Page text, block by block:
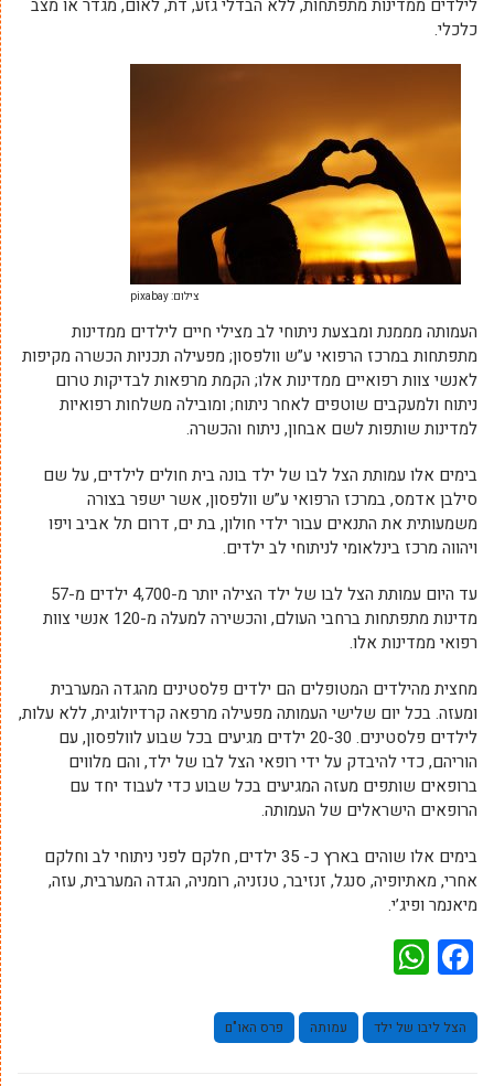
לילדים ממדינות מתפתחות, ללא הבדלי גזע, דת, לאום, מגדר או מצב
כלכלי.
צילום: pixabay
העמותה מממנת ומבצעת ניתוחי לב מצילי חיים לילדים ממדינות
מתפתחות במרכז הרפואי ע”ש וולפסון; מפעילה תכניות הכשרה מקיפות
לאנשי צוות רפואיים ממדינות אלו; הקמת מרפאות לבדיקות טרום
ניתוח ולמעקבים שוטפים לאחר ניתוח; ומובילה משלחות רפואיות
למדינות שותפות לשם אבחון, ניתוח והכשרה.
בימים אלו עמותת הצל לבו של ילד בונה בית חולים לילדים, על שם
סילבן אדמס, במרכז הרפואי ע”ש וולפסון, אשר ישפר בצורה
משמעותית את התנאים עבור ילדי חולון, בת ים, דרום תל אביב ויפו
ויהווה מרכז בינלאומי לניתוחי לב ילדים.
עד היום עמותת הצל לבו של ילד הצילה יותר מ-4,700 ילדים מ-57
מדינות מתפתחות ברחבי העולם, והכשירה למעלה מ-120 אנשי צוות
רפואי ממדינות אלו.
מחצית מהילדים המטופלים הם ילדים פלסטינים מהגדה המערבית
ומעזה. בכל יום שלישי העמותה מפעילה מרפאה קרדיולוגית, ללא עלות,
לילדים פלסטינים. 20-30 ילדים מגיעים בכל שבוע לוולפסון, עם
הוריהם, כדי להיבדק על ידי רופאי הצל לבו של ילד, והם מלווים
ברופאים שותפים מעזה המגיעים בכל שבוע כדי לעבוד יחד עם
הרופאים הישראלים של העמותה.
בימים אלו שוהים בארץ כ- 35 ילדים, חלקם לפני ניתוחי לב וחלקם
אחרי, מאתיופיה, סנגל, זנזיבר, טנזניה, רומניה, הגדה המערבית, עזה,
מיאנמר ופיג’י.
Facebook
הצל ליבו של ילד עמותה פרס האו"ם